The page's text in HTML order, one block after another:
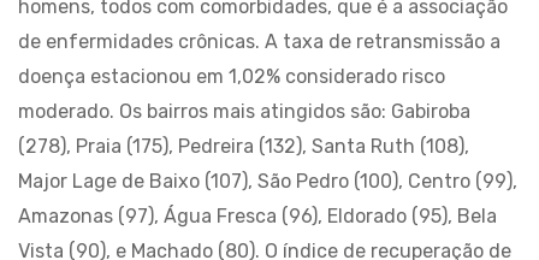
homens, todos com comorbidades, que é a associação
de enfermidades crônicas. A taxa de retransmissão a
doença estacionou em 1,02% considerado risco
moderado. Os bairros mais atingidos são: Gabiroba
(278), Praia (175), Pedreira (132), Santa Ruth (108),
Major Lage de Baixo (107), São Pedro (100), Centro (99),
Amazonas (97), Água Fresca (96), Eldorado (95), Bela
Vista (90), e Machado (80). O índice de recuperação de